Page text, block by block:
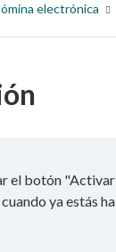
electrónica
el botón
ya estás